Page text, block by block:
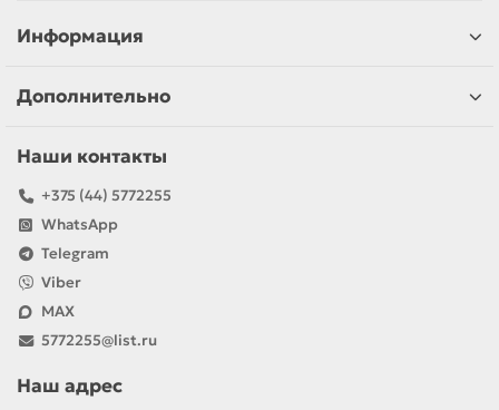
Информация
Дополнительно
Наши контакты
+375 (44) 5772255
WhatsApp
Telegram
Viber
MAX
5772255@list.ru
Наш адрес